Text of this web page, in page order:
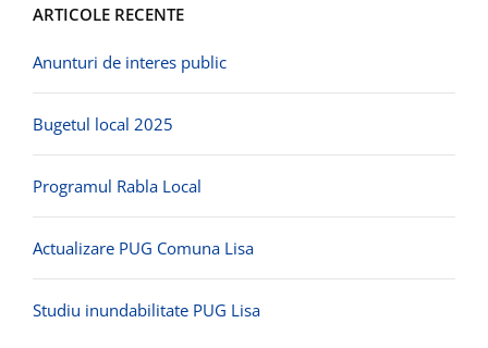
ARTICOLE RECENTE
Anunturi de interes public
Bugetul local 2025
Programul Rabla Local
Actualizare PUG Comuna Lisa
Studiu inundabilitate PUG Lisa